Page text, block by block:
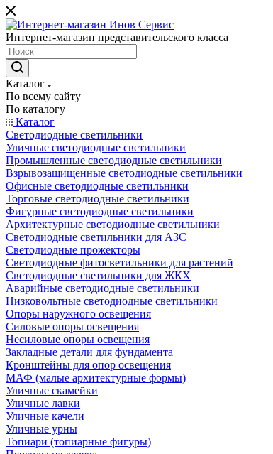
Интернет-магазин представительского класса
Каталог
По всему сайту
По каталогу
Каталог
Светодиодные светильники
Уличные светодиодные светильники
Промышленные светодиодные светильники
Взрывозащищенные светодиодные светильники
Офисные светодиодные светильники
Торговые светодиодные светильники
Фигурные светодиодные светильники
Архитектурные светодиодные светильники
Светодиодные светильники для АЗС
Светодиодные прожекторы
Светодиодные фитосветильники для растений
Светодиодные светильники для ЖКХ
Аварийные светодиодные светильники
Низковольтные светодиодные светильники
Опоры наружного освещения
Силовые опоры освещения
Несиловые опоры освещения
Закладные детали для фундамента
Кронштейны для опор освещения
МАФ (малые архитектурные формы)
Уличные скамейки
Уличные лавки
Уличные качели
Уличные урны
Топиари (топиарные фигуры)